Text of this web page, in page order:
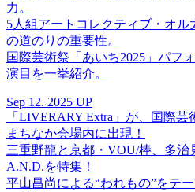
力。
5人組アートコレクティブ・オ
の道のりの重要性。
国際芸術祭「あいち2025」パフ
演目を一挙紹介。
Sep 12. 2025 UP
「LIVERARY Extra」が、国際
まちなか会場内に出現！
三重野龍と京都・VOU/棒、多治
A.N.D.を特集！
平山昌尚による“われもの”をテ